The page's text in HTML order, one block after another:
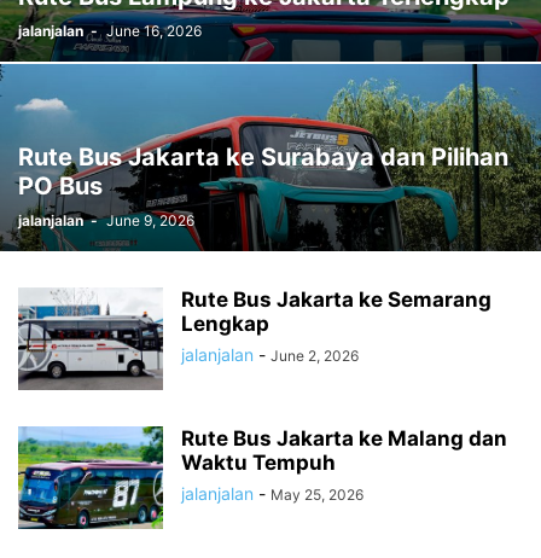
jalanjalan - June 16, 2026
Rute Bus Jakarta ke Surabaya dan Pilihan
PO Bus
jalanjalan - June 9, 2026
Rute Bus Jakarta ke Semarang
Lengkap
jalanjalan - June 2, 2026
Rute Bus Jakarta ke Malang dan
Waktu Tempuh
jalanjalan - May 25, 2026